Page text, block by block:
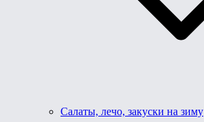
Салаты, лечо, закуски на зиму